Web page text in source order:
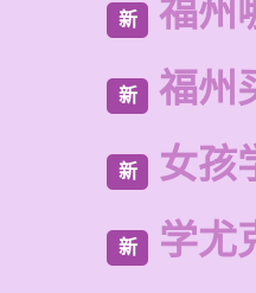
新 福州
新 福州
新 女孩
新 学尤